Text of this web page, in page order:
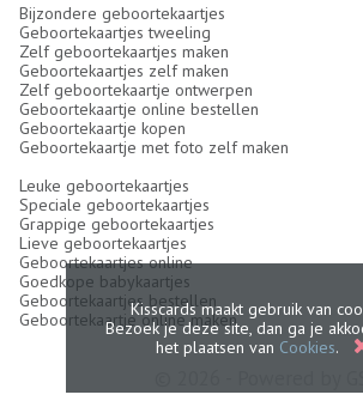
Bijzondere geboortekaartjes
Geboortekaartjes tweeling
Zelf geboortekaartjes maken
Geboortekaartjes zelf maken
Zelf geboortekaartje ontwerpen
Geboortekaartje online bestellen
Geboortekaartje kopen
Geboortekaartje met foto zelf maken
Leuke geboortekaartjes
Speciale geboortekaartjes
Grappige geboortekaartjes
Lieve geboortekaartjes
Geboortekaartjes online
Goedkope babykaartjes
Geboortekaartjes bestellen
Geboortekaartje online maken
Kisscards maakt gebruik van
Bezoek je deze site, dan ga je
het plaatsen van Cookies.